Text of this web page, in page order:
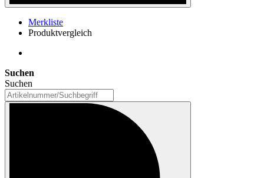
Merkliste
Produktvergleich
Suchen
Suchen